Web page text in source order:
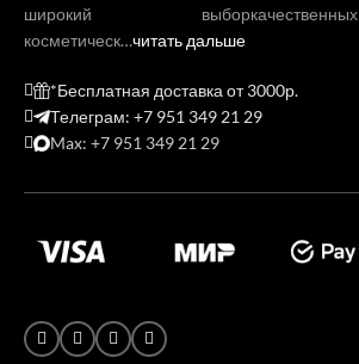
широкий выборкачественных
косметическ…читать дальше
*Бесплатная доставка от 3000р.
Телеграм: +7 951 349 21 29
Max: +7 951 349 21 29